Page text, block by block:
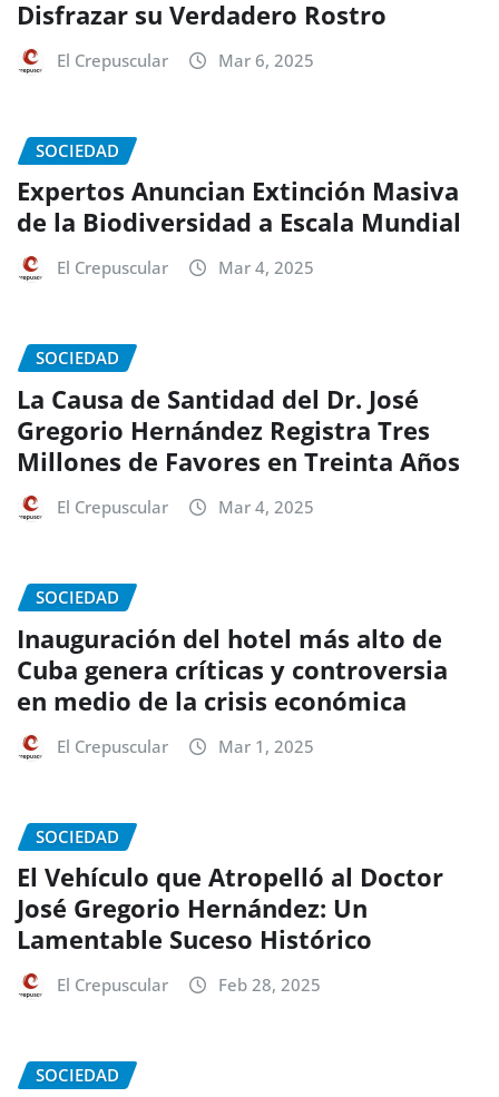
Disfrazar su Verdadero Rostro
El Crepuscular Mar 6, 2025
SOCIEDAD
Expertos Anuncian Extinción Masiva
de la Biodiversidad a Escala Mundial
El Crepuscular Mar 4, 2025
SOCIEDAD
La Causa de Santidad del Dr. José
Gregorio Hernández Registra Tres
Millones de Favores en Treinta Años
El Crepuscular Mar 4, 2025
SOCIEDAD
Inauguración del hotel más alto de
Cuba genera críticas y controversia
en medio de la crisis económica
El Crepuscular Mar 1, 2025
SOCIEDAD
El Vehículo que Atropelló al Doctor
José Gregorio Hernández: Un
Lamentable Suceso Histórico
El Crepuscular Feb 28, 2025
SOCIEDAD